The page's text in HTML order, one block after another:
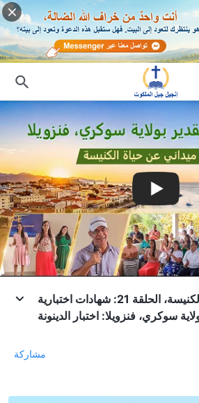
تقرير مباشر عن حياة الكنيسة، الحلقة 21: شهادات اختبارية
سوكري، فنزويلا: اختبار الدينونة
مشاركة